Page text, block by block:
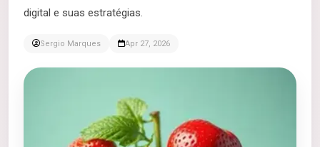
digital e suas estratégias.
Sergio Marques Apr 27, 2026